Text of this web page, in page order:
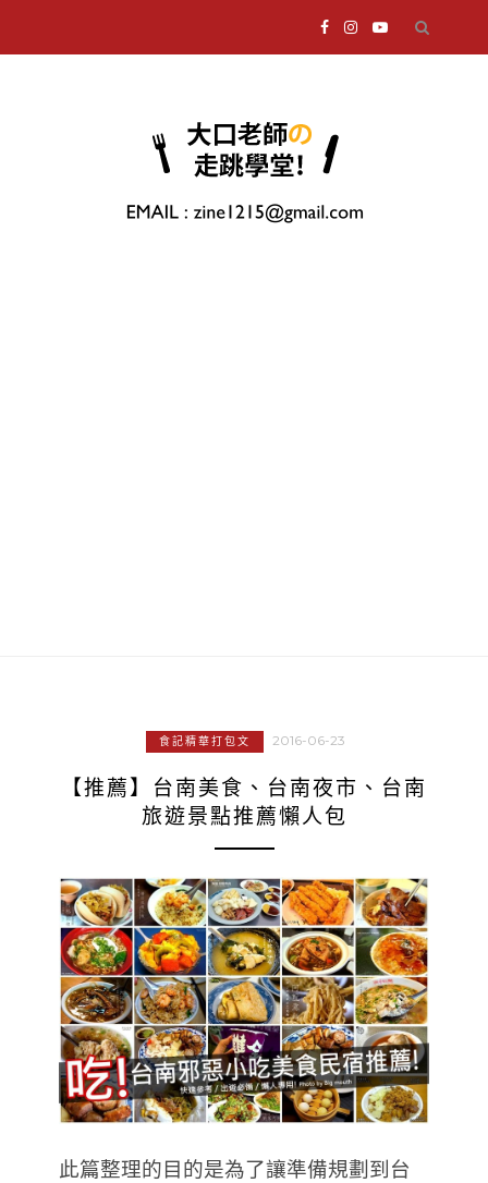
食記精華打包文 2016-06-23
【推薦】台南美食、台南夜市、台南
旅遊景點推薦懶人包
此篇整理的目的是為了讓準備規劃到台